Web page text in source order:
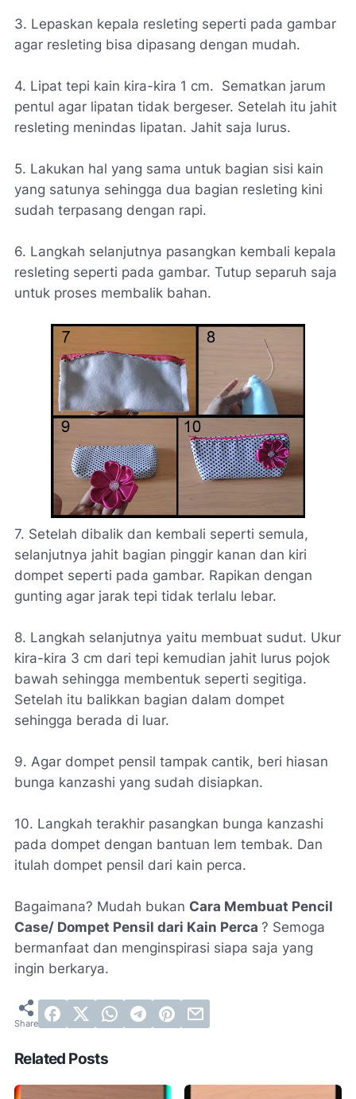
3. Lepaskan kepala resleting seperti pada gambar
agar resleting bisa dipasang dengan mudah.
4. Lipat tepi kain kira-kira 1 cm. Sematkan jarum
pentul agar lipatan tidak bergeser. Setelah itu jahit
resleting menindas lipatan. Jahit saja lurus.
5. Lakukan hal yang sama untuk bagian sisi kain
yang satunya sehingga dua bagian resleting kini
sudah terpasang dengan rapi.
6. Langkah selanjutnya pasangkan kembali kepala
resleting seperti pada gambar. Tutup separuh saja
untuk proses membalik bahan.
7. Setelah dibalik dan kembali seperti semula,
selanjutnya jahit bagian pinggir kanan dan kiri
dompet seperti pada gambar. Rapikan dengan
gunting agar jarak tepi tidak terlalu lebar.
8. Langkah selanjutnya yaitu membuat sudut. Ukur
kira-kira 3 cm dari tepi kemudian jahit lurus pojok
bawah sehingga membentuk seperti segitiga.
Setelah itu balikkan bagian dalam dompet
sehingga berada di luar.
9. Agar dompet pensil tampak cantik, beri hiasan
bunga kanzashi yang sudah disiapkan.
10. Langkah terakhir pasangkan bunga kanzashi
pada dompet dengan bantuan lem tembak. Dan
itulah dompet pensil dari kain perca.
Bagaimana? Mudah bukan Cara Membuat Pencil
Case/ Dompet Pensil dari Kain Perca ? Semoga
bermanfaat dan menginspirasi siapa saja yang
ingin berkarya.
Related Posts